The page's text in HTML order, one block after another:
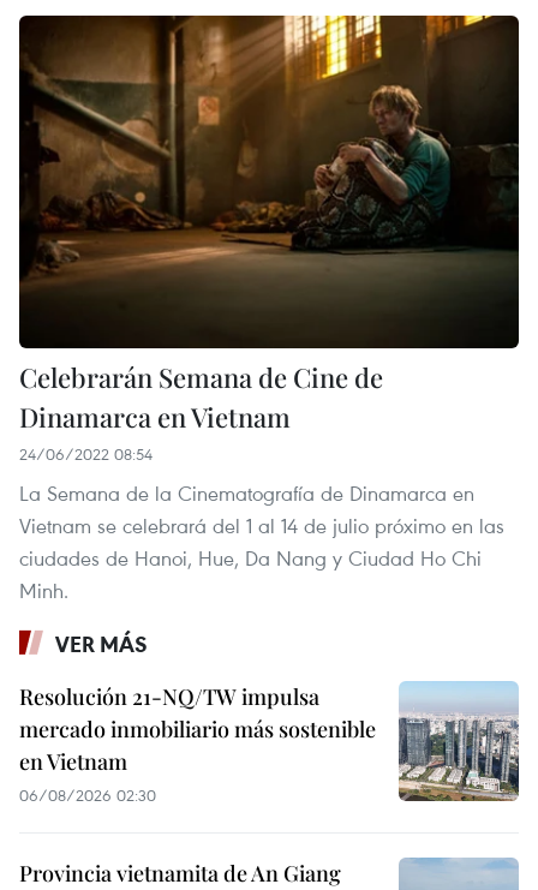
Celebrarán Semana de Cine de
Dinamarca en Vietnam
24/06/2022 08:54
La Semana de la Cinematografía de Dinamarca en
Vietnam se celebrará del 1 al 14 de julio próximo en las
ciudades de Hanoi, Hue, Da Nang y Ciudad Ho Chi
Minh.
VER MÁS
Resolución 21-NQ/TW impulsa
mercado inmobiliario más sostenible
en Vietnam
06/08/2026 02:30
Provincia vietnamita de An Giang